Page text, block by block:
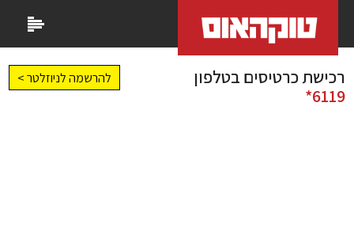
רכישת כרטיסים בטלפון
6119*
להרשמה לניוזלטר >